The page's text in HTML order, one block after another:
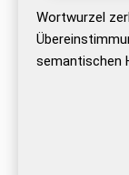
Wortwurzel
semantischen